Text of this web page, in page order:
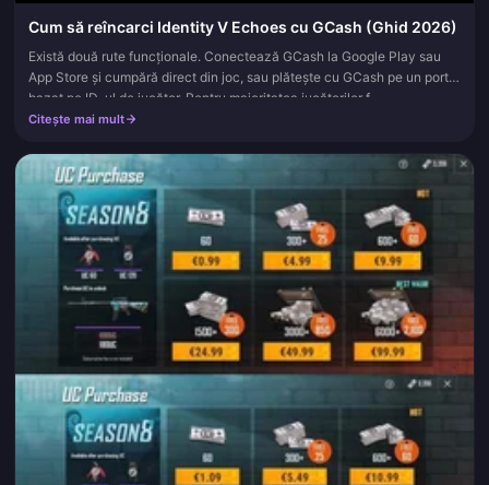
Cum să reîncarci Identity V Echoes cu GCash (Ghid 2026)
Există două rute funcționale. Conectează GCash la Google Play sau
App Store și cumpără direct din joc, sau plătește cu GCash pe un portal
bazat pe ID-ul de jucător. Pentru majoritatea jucătorilor f...
Citește mai mult